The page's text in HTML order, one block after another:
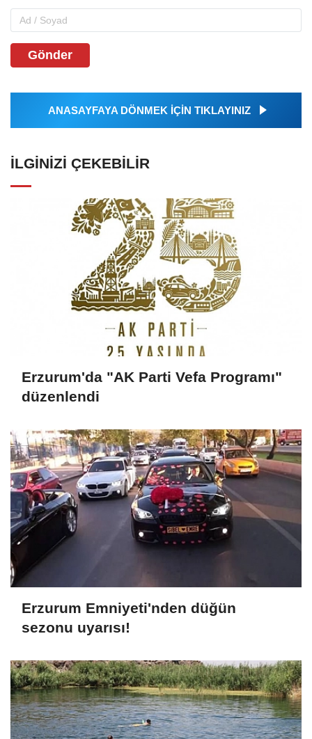
Gönder
ANASAYFAYA DÖNMEK İÇİN TIKLAYINIZ
İLGINIZI ÇEKEBILIR
Erzurum'da "AK Parti Vefa Programı"
düzenlendi
Erzurum Emniyeti'nden düğün
sezonu uyarısı!